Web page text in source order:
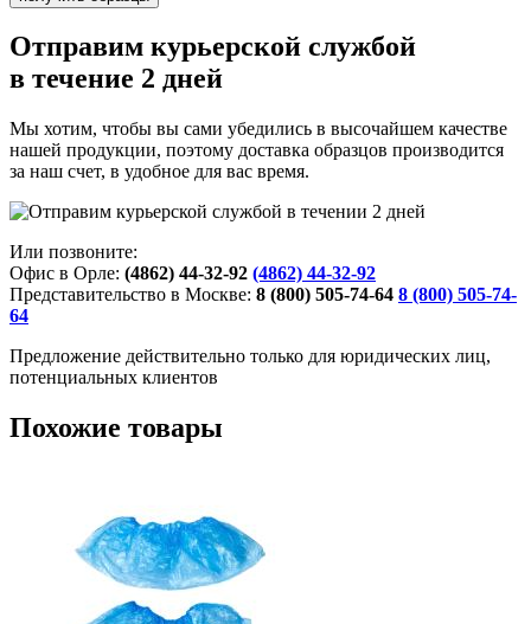
Отправим курьерской службой
в течение 2 дней
Мы хотим, чтобы вы сами убедились в высочайшем качестве
нашей продукции, поэтому доставка образцов производится
за наш счет, в удобное для вас время.
Или позвоните:
Офис в Орле: (4862) 44-32-92 (4862) 44-32-92
Представительство в Москве: 8 (800) 505-74-64 8 (800) 505-74-
64
Предложение действительно только для юридических лиц,
потенциальных клиентов
Похожие товары